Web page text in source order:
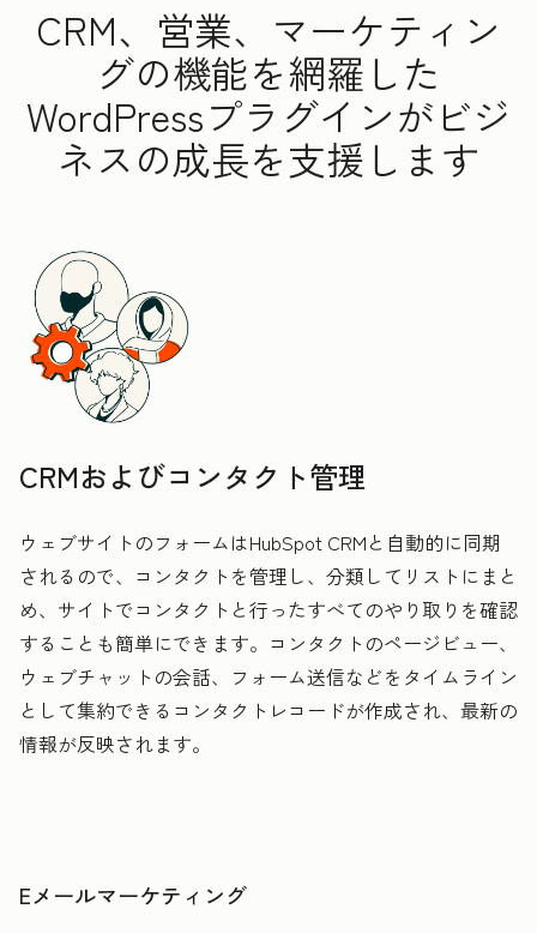
CRM、営業、マーケティン
グの機能を網羅した
WordPressプラグインがビジ
ネスの成長を支援します
CRMおよびコンタクト管理
ウェブサイトのフォームはHubSpot CRMと自動的に同期
されるので、コンタクトを管理し、分類してリストにまと
め、サイトでコンタクトと行ったすべてのやり取りを確認
することも簡単にできます。コンタクトのページビュー、
ウェブチャットの会話、フォーム送信などをタイムライン
として集約できるコンタクトレコードが作成され、最新の
情報が反映されます。
Eメールマーケティング